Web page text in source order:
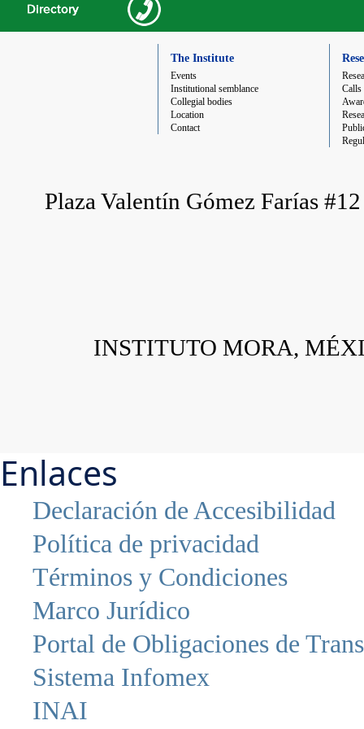
The Institute
Events
Institutional semblance
Collegial bodies
Location
Contact
Calls
Plaza Valentín Gómez Farías
INSTITUTO MORA,
Enlaces
Declaración de Accesibilidad
Política de privacidad
Términos y Condiciones
Marco Jurídico
Portal de Obligaciones de
Sistema Infomex
INAI